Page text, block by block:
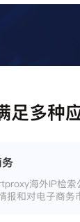
足多种
海外IP检
报和对电子商务